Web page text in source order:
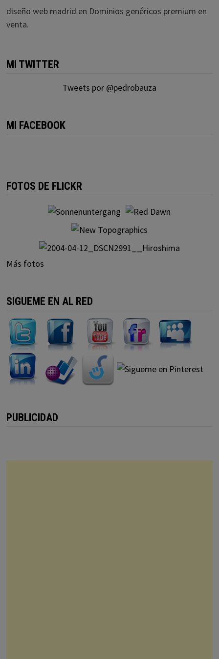
diseño web madrid en Dominios genéricos premium en
venta.
MI TWITTER
Tweets por @pedrobauza
MI FACEBOOK
FOTOS DE FLICKR
Más fotos
SIGUEME EN AL RED
PUBLICIDAD